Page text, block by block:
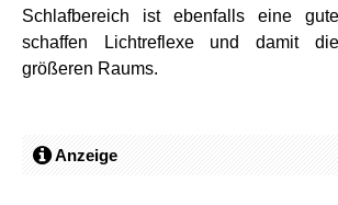
Schlafbereich ist ebenfalls eine
schaffen Lichtreflexe und damit
größeren Raums.
Anzeige